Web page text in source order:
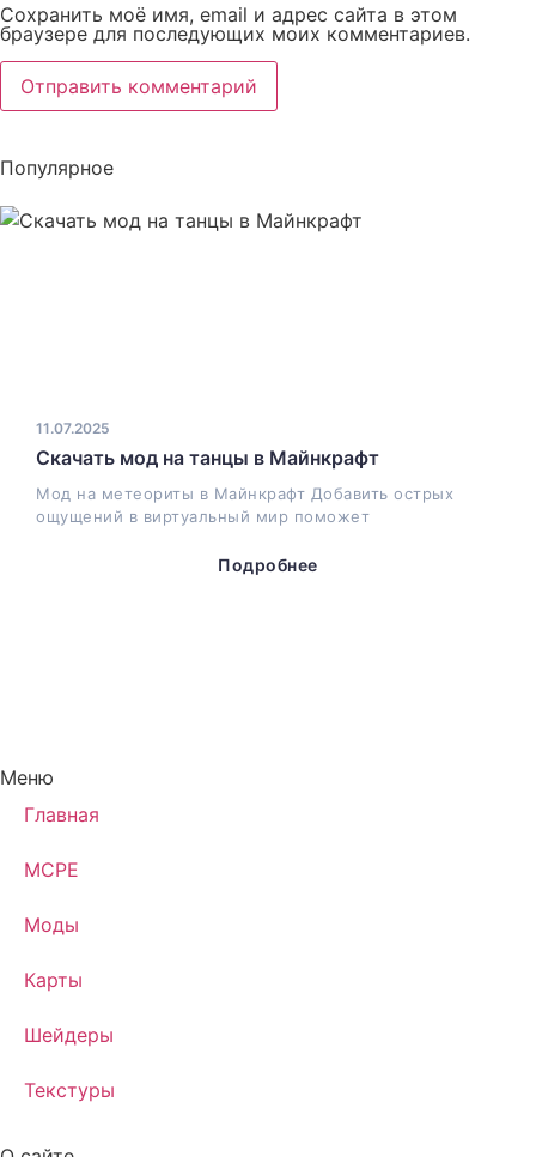
Сохранить моё имя, email и адрес сайта в этом
браузере для последующих моих комментариев.
Популярное
Скачать мод на танцы в Майнкрафт
Мод на метеориты в Майнкрафт Добавить острых
ощущений в виртуальный мир поможет
Подробнее
11.07.2025
Меню
Главная
MCPE
Моды
Карты
Шейдеры
Текстуры